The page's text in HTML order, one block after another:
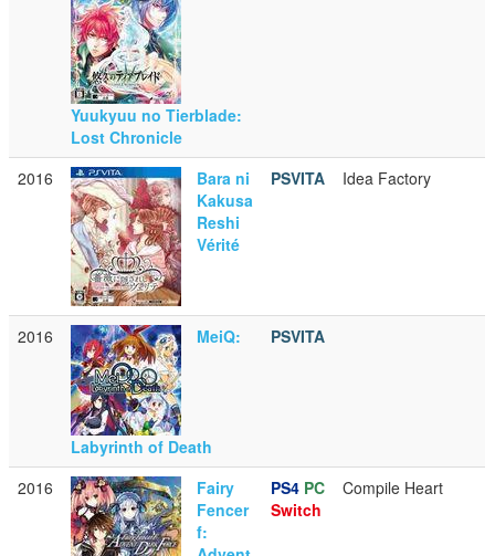
Yuukyuu no Tierblade:
Lost Chronicle
2016
Bara ni
Kakusa
Reshi
Vérité
PSVITA Idea Factory
2016 MeiQ:
Labyrinth of Death
PSVITA
2016
Fairy
Fencer
f:
PS4 PC
Switch
Compile Heart